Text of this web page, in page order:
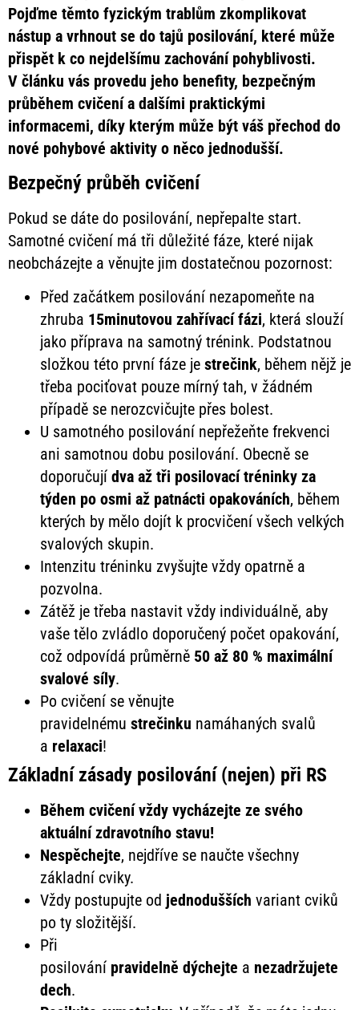
Pojďme těmto fyzickým trablům zkomplikovat
nástup a vrhnout se do tajů posilování, které může
přispět k co nejdelšímu zachování pohyblivosti.
V článku vás provedu jeho benefity, bezpečným
průběhem cvičení a dalšími praktickými
informacemi, díky kterým může být váš přechod do
nové pohybové aktivity o něco jednodušší.
Bezpečný průběh cvičení
Pokud se dáte do posilování, nepřepalte start.
Samotné cvičení má tři důležité fáze, které nijak
neobcházejte a věnujte jim dostatečnou pozornost:
Před začátkem posilování nezapomeňte na
zhruba 15minutovou zahřívací fázi, která slouží
jako příprava na samotný trénink. Podstatnou
složkou této první fáze je strečink, během nějž je
třeba pociťovat pouze mírný tah, v žádném
případě se nerozcvičujte přes bolest.
U samotného posilování nepřežeňte frekvenci
ani samotnou dobu posilování. Obecně se
doporučujídva až tři posilovací tréninky za
týden po osmi až patnácti opakováních, během
kterých by mělo dojít k procvičení všech velkých
svalových skupin.
Intenzitu tréninku zvyšujte vždy opatrně a
pozvolna.
Zátěž je třeba nastavit vždy individuálně, aby
vaše tělo zvládlo doporučený počet opakování,
což odpovídá průměrně 50 až 80 % maximální
svalové síly.
Po cvičení se věnujte
pravidelnému strečinku namáhaných svalů
a relaxaci!
Základní zásady posilování (nejen) při RS
Během cvičení vždy vycházejte ze svého
aktuální zdravotního stavu!
Nespěchejte, nejdříve se naučte všechny
základní cviky.
Vždy postupujte od jednodušších variant cviků
po ty složitější.
Při
posilování pravidelně dýchejte a nezadržujete
dech.